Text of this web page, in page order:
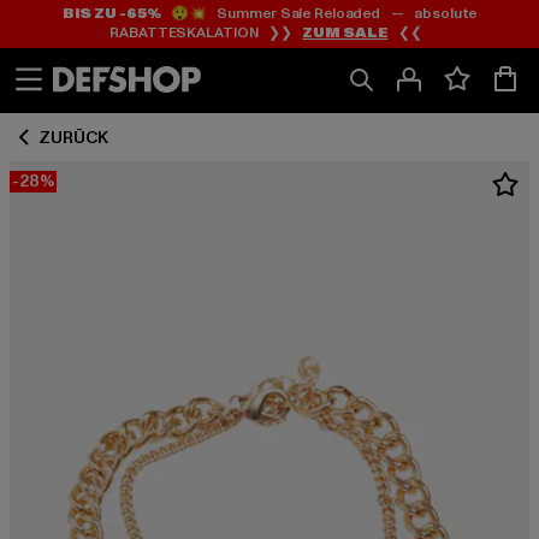
Zum
Inhalt
springen
Zum
Fußzeile
springen
BIS ZU -65%😲💥 Summer Sale Reloaded — absolute
RABATTESKALATION ❯❯ ZUM SALE ❮❮
ZURÜCK
-28%